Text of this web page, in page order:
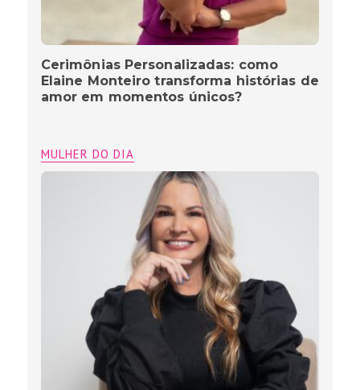
Cerimônias Personalizadas: como
Elaine Monteiro transforma histórias de
amor em momentos únicos?
MULHER DO DIA